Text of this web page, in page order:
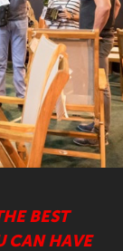
BEST
CAN HAVE